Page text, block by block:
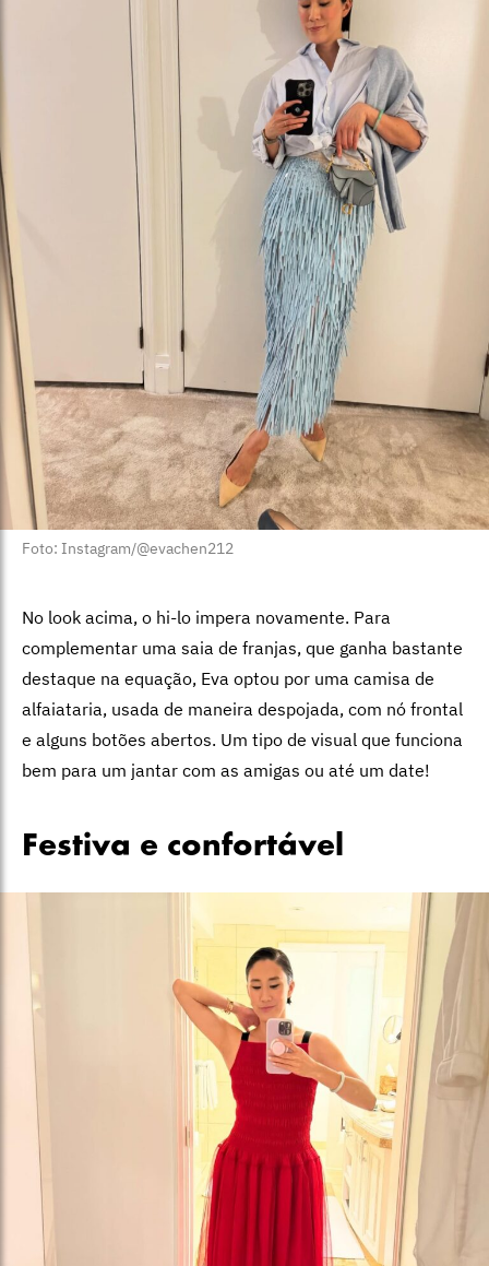
Foto: Instagram/@evachen212
No look acima, o hi-lo impera novamente. Para
complementar uma saia de franjas, que ganha bastante
destaque na equação, Eva optou por uma camisa de
alfaiataria, usada de maneira despojada, com nó frontal
e alguns botões abertos. Um tipo de visual que funciona
bem para um jantar com as amigas ou até um date!
Festiva e confortável